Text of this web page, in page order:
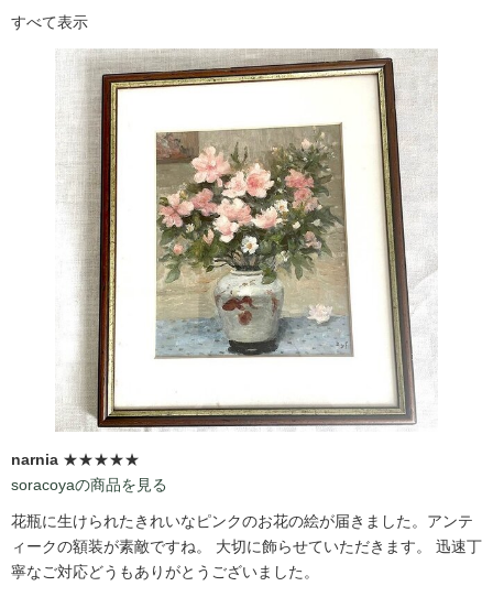
すべて表示
narnia ★★★★★
soracoyaの商品を見る
花瓶に生けられたきれいなピンクのお花の絵が届きました。アンテ
ィークの額装が素敵ですね。 大切に飾らせていただきます。 迅速丁
寧なご対応どうもありがとうございました。